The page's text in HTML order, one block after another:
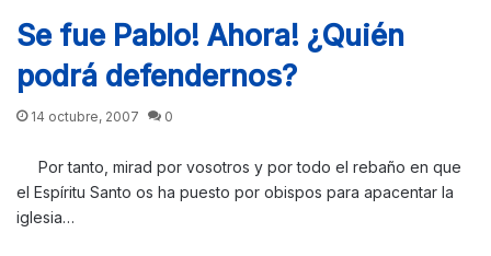
Se fue Pablo! Ahora! ¿Quién
podrá defendernos?
14 octubre, 2007 0
Por tanto, mirad por vosotros y por todo el rebaño en que
el Espíritu Santo os ha puesto por obispos para apacentar la
iglesia…